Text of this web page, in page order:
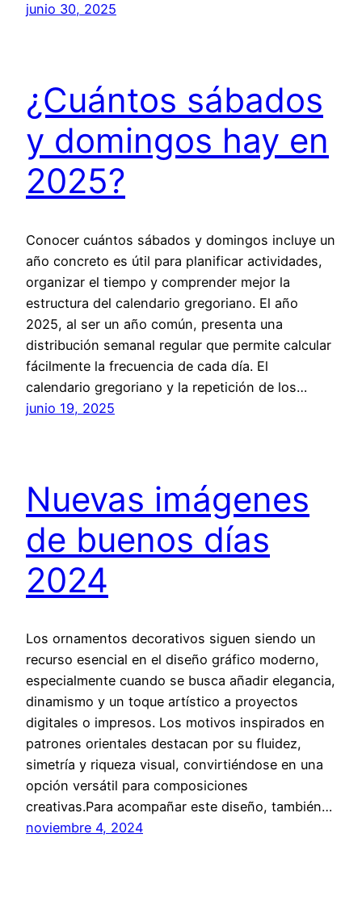
junio 30, 2025
¿Cuántos sábados
y domingos hay en
2025?
Conocer cuántos sábados y domingos incluye un
año concreto es útil para planificar actividades,
organizar el tiempo y comprender mejor la
estructura del calendario gregoriano. El año
2025, al ser un año común, presenta una
distribución semanal regular que permite calcular
fácilmente la frecuencia de cada día. El
calendario gregoriano y la repetición de los…
junio 19, 2025
Nuevas imágenes
de buenos días
2024
Los ornamentos decorativos siguen siendo un
recurso esencial en el diseño gráfico moderno,
especialmente cuando se busca añadir elegancia,
dinamismo y un toque artístico a proyectos
digitales o impresos. Los motivos inspirados en
patrones orientales destacan por su fluidez,
simetría y riqueza visual, convirtiéndose en una
opción versátil para composiciones
creativas.Para acompañar este diseño, también…
noviembre 4, 2024